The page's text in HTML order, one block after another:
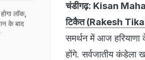
चंडीगढ़: Kisan
टिकैत (Rakesh
समर्थन में आज
होंगे. सर्वजातीय
लॉक,
के बाद